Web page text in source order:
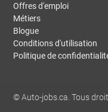
Offres d'emploi
Métiers
Blogue
Conditions d'utilisation
Politique de
© Auto-jobs.ca. Tous